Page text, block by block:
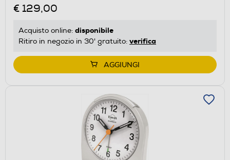
€ 129,00
Acquisto online: disponibile
Ritiro in negozio in 30' gratuito: verifica
AGGIUNGI